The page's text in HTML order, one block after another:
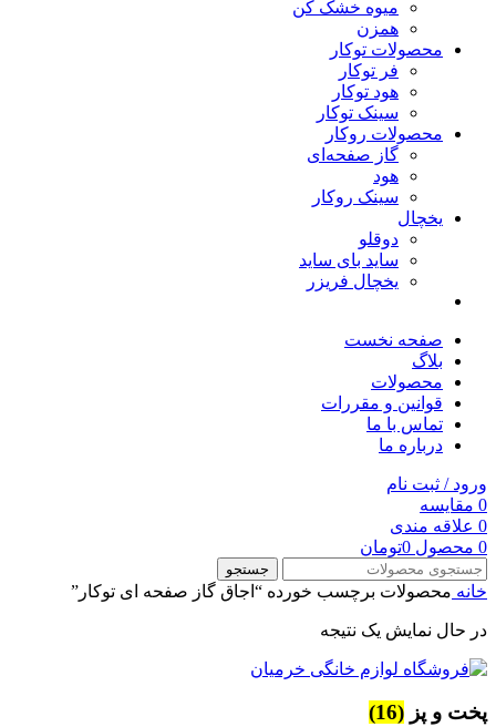
میوه خشک کن
همزن
محصولات توکار
فر توکار
هود توکار
سینک توکار
محصولات روکار
گاز صفحه‌ای
هود
سینک روکار
یخچال
دوقلو
ساید بای ساید
یخچال فریزر
صفحه نخست
بلاگ
محصولات
قوانین و مقررات
تماس با ما
درباره ما
ورود / ثبت نام
0 مقایسه
0 علاقه مندی
0 محصول 0تومان
جستجو
خانه محصولات برچسب خورده “اجاق گاز صفحه ای توکار”
در حال نمایش یک نتیجه
پخت و پز (16)